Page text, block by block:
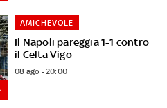
Il Napoli pareggia 1-1 contro
il Celta Vigo
AMICHEVOLE
08 ago - 20:00